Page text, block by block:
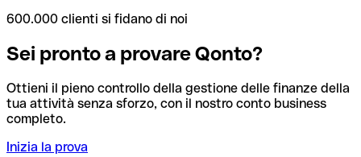
600.000 clienti si fidano di noi
Sei pronto a provare Qonto?
Ottieni il pieno controllo della gestione delle finanze della
tua attività senza sforzo, con il nostro conto business
completo.
Inizia la prova